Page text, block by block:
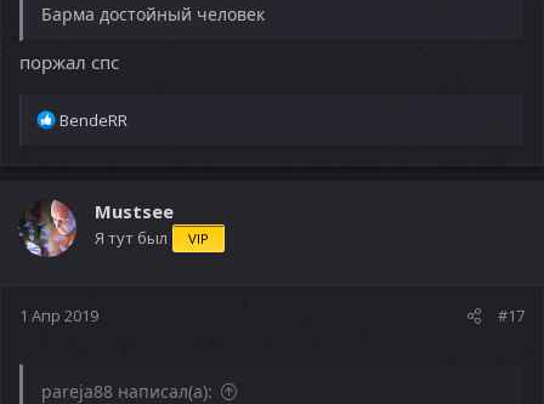
Барма достойный человек
поржал спс
Р
а
ц
и
и
BendeRR
Mustsee
Я тут был VIP
1 Апр 2019 #17
pareja88 написал(а):